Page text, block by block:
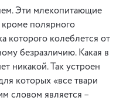
Эти млекопитающие
полярного
которого колеблется от
безразличию. Какая в
никакой. Так устроен
которых «все твари
словом является –